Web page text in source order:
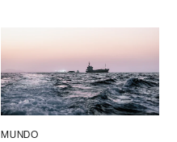
MUNDO